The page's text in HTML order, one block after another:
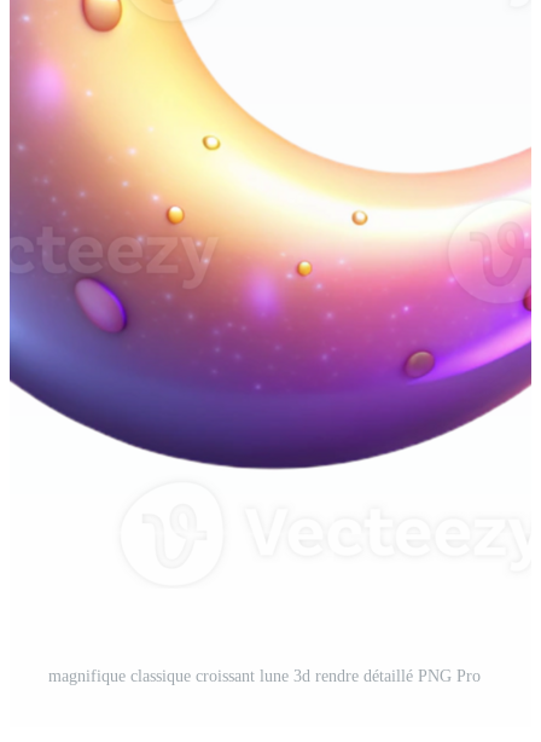
magnifique classique croissant lune 3d rendre détaillé PNG Pro